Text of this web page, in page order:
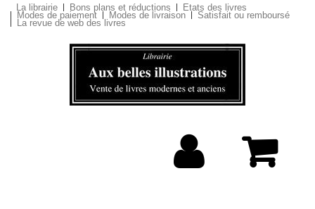
La librairie Bons plans et réductions Etats des livres
Modes de paiement Modes de livraison Satisfait ou remboursé
La revue de web des livres